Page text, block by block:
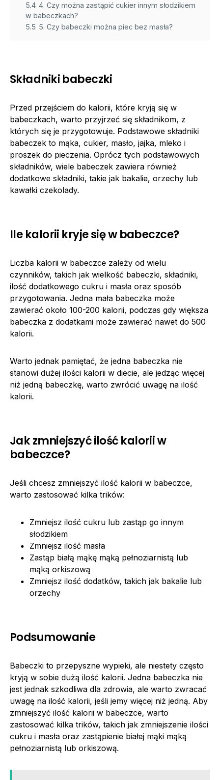
5.4 4. Czy można zastąpić cukier innym słodzikiem
w babeczkach?
5.5 5. Czy babeczki można piec bez masła?
Składniki babeczki
Przed przejściem do kalorii, które kryją się w
babeczkach, warto przyjrzeć się składnikom, z
których się je przygotowuje. Podstawowe składniki
babeczek to mąka, cukier, masło, jajka, mleko i
proszek do pieczenia. Oprócz tych podstawowych
składników, wiele babeczek zawiera również
dodatkowe składniki, takie jak bakalie, orzechy lub
kawałki czekolady.
Ile kalorii kryje się w babeczce?
Liczba kalorii w babeczce zależy od wielu
czynników, takich jak wielkość babeczki, składniki,
ilość dodatkowego cukru i masła oraz sposób
przygotowania. Jedna mała babeczka może
zawierać około 100-200 kalorii, podczas gdy większa
babeczka z dodatkami może zawierać nawet do 500
kalorii.
Warto jednak pamiętać, że jedna babeczka nie
stanowi dużej ilości kalorii w diecie, ale jedząc więcej
niż jedną babeczkę, warto zwrócić uwagę na ilość
kalorii.
Jak zmniejszyć ilość kalorii w
babeczce?
Jeśli chcesz zmniejszyć ilość kalorii w babeczce,
warto zastosować kilka trików:
Zmniejsz ilość cukru lub zastąp go innym
słodzikiem
Zmniejsz ilość masła
Zastąp białą mąkę mąką pełnoziarnistą lub
mąką orkiszową
Zmniejsz ilość dodatków, takich jak bakalie lub
orzechy
Podsumowanie
Babeczki to przepyszne wypieki, ale niestety często
kryją w sobie dużą ilość kalorii. Jedna babeczka nie
jest jednak szkodliwa dla zdrowia, ale warto zwracać
uwagę na ilość kalorii, jeśli jemy więcej niż jedną. Aby
zmniejszyć ilość kalorii w babeczce, warto
zastosować kilka trików, takich jak zmniejszenie ilości
cukru i masła oraz zastąpienie białej mąki mąką
pełnoziarnistą lub orkiszową.